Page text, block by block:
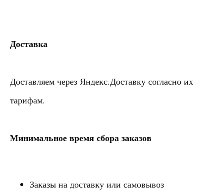
Доставка
Доставляем через Яндекс.Доставку согласно их
тарифам.
Минимальное время сбора заказов
Заказы на доставку или самовывоз